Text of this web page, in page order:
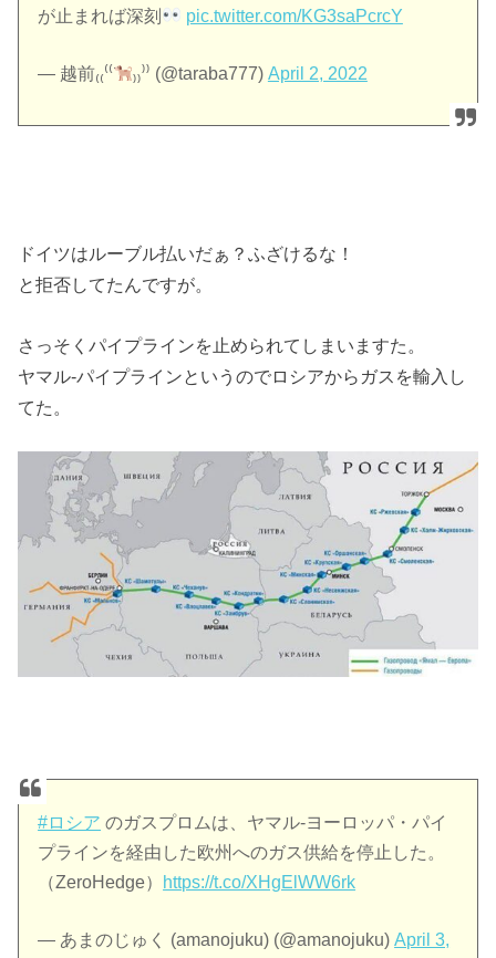
が止まれば深刻
pic.twitter.com/KG3saPcrcY
— 越前₍₍⁽⁽ ₎₎⁾⁾ (@taraba777) April 2, 2022
ドイツはルーブル払いだぁ？ふざけるな！
と拒否してたんですが。
さっそくパイプラインを止められてしまいますた。
ヤマル-パイプラインというのでロシアからガスを輸入し
てた。
#ロシア のガスプロムは、ヤマル-ヨーロッパ・パイ
プラインを経由した欧州へのガス供給を停止した。
（ZeroHedge）
https://t.co/XHgElWW6rk
— あまのじゅく (amanojuku) (@amanojuku)April 3,